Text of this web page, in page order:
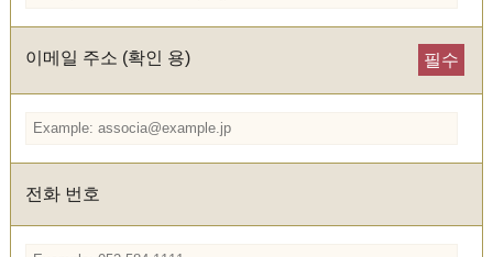
이메일 주소 (확인 용) 필수
전화 번호